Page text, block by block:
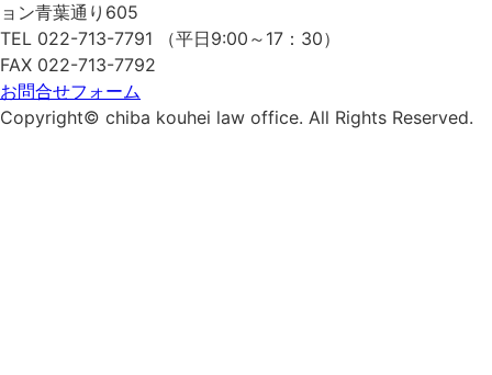
ョン青葉通り605
TEL 022-713-7791 （平日9:00～17：30）
FAX 022-713-7792
お問合せフォーム
Copyright© chiba kouhei law office. All Rights Reserved.